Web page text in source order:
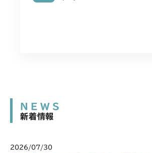
NEWS
新着情報
2026/07/30